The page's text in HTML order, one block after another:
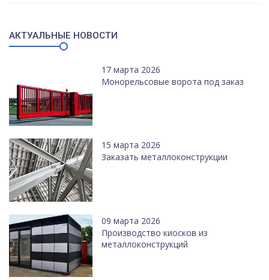
АКТУАЛЬНЫЕ НОВОСТИ
17 марта 2026
Монорельсовые ворота под заказ
15 марта 2026
Заказать металлоконструкции
09 марта 2026
Производство киосков из
металлоконструкций